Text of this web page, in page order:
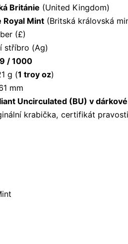
Británie (United Kingdom)
Royal Mint (Britská královská
(£)
stříbro (Ag)
/ 1000
g (1 troy oz)
mm
Uncirculated (BU) v
krabička, certifikát